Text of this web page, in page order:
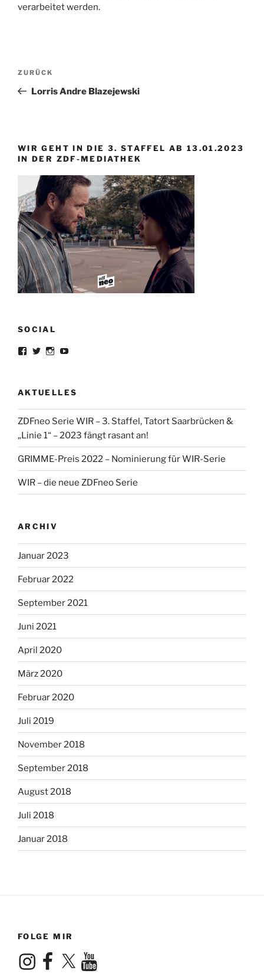
verarbeitet werden.
Beitragsnavigation
Vorheriger
Beitrag
ZURÜCK
Lorris Andre Blazejewski
WIR GEHT IN DIE 3. STAFFEL AB 13.01.2023
IN DER ZDF-MEDIATHEK
SOCIAL
Profil
Facebook
anzeigen
Profil
Twitter
anzeigen
Profil
Instagram
anzeigen
Profil
YouTube
anzeigen
AKTUELLES
ZDFneo Serie WIR – 3. Staffel, Tatort Saarbrücken &
„Linie 1“ – 2023 fängt rasant an!
GRIMME-Preis 2022 – Nominierung für WIR-Serie
WIR – die neue ZDFneo Serie
ARCHIV
Januar 2023
Februar 2022
September 2021
Juni 2021
April 2020
März 2020
Februar 2020
Juli 2019
November 2018
September 2018
August 2018
Juli 2018
Januar 2018
FOLGE MIR
InstagramFacebook
X YouTube